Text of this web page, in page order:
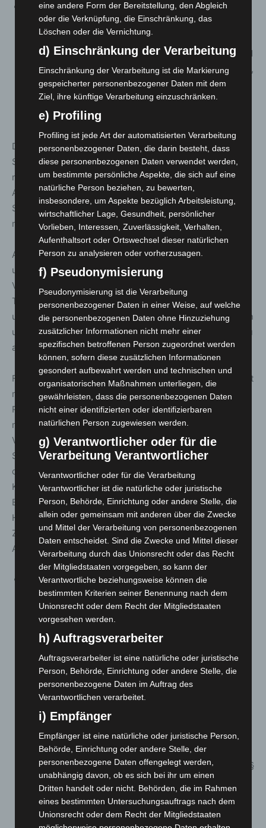
Für Veranstaltungen ab 50 Personen bis 2000
Personen gilt nach dem neuen § 8 (Beschränkung des
Zutritts zu Sitzungen, Zusammenkünften und
Veranstaltungen mit mehr als 50 Teilnehmerinnen und
Teilnehmern) drinnen und draußen auch weiterhin 3G,
auf Abstandsregelungen wird verzichtet. Außer im
Sitzen muss im Innenbereich eine FFP2-Maske
getragen werden.
Die bislang in §§ 10 und 11 der Verordnung geregelten
Sitzungen, Zusammenkünfte und Veranstaltungen mit
mehr als 2000 Teilnehmenden fallen zukünftig in den
Anwendungsbereich von § 8. § 8 Absatz 4 sieht für
Sitzungen, Zusammenkünfte oder Veranstaltungen mit
mehr als 2000 Teilnehmenden eine 2-G-Regelung vor.
Abweichend von § 2 Satz 1 müssen die Teilnehmerinnen
und Teilnehmer bei Sitzungen, Zusammenkünften und
Veranstaltungen mit bis zu 2000 Teilnehmerinnen und
Teilnehmern sowie bei Sitzungen, Zusammenkünften
und Veranstaltungen von mehr als 2000 Teilnehmerinnen
und Teilnehmern unter freiem Himmel keinen Abstand zu
anderen Personen einhalten.
Für Sitzungen, Zusammenkünfte und Veranstaltungen mit
mehr als 2000 Teilnehmenden, die in geschlossenen
Räumen stattfinden, bleibt es bei dem Mindestabstand
nach § 2 Satz 1 (1m bei Schachbrett) und bei der
Verpflichtung zum Tragen einer FFP2-Maske, außer im
Sitzen. Wird auch im Sitzen eine Maske getragen, entfällt
die Abstandspflicht. Es gibt keine
Kapazitätsbegrenzungen mehr, wohl aber die Pflicht zur
Erstellung und Vorlage eines qualifizierten
Hygienekonzeptes. Erhöht der Veranstalter freiwillig die
Zugangsbeschränkungen auf 2Gplus, entfällt die
Abstandspflicht ebenfalls.
§ 8 Absatz 7 regelt, wie bislang Absatz 5, die
Verpflichtungen für Veranstalterinnen und
Veranstalter von Veranstaltungen nach Absatz 1 zur
täglichen Testung von dienstleistenden Personen, die
nicht nachweislich geimpft oder genesen sind. Diese
Regelung erfasst sämtliche unter Absatz 1 fallende
Veranstaltungen und somit auch Veranstaltungen mit
mehr als 2000 Teilnehmenden. Für das vor Ort tätige
Personal war die 3G-Vorgabe in der bisherigen
Corona-Verordnung nur für kleinere Veranstaltungen
(50 bis 2000 Teilnehmer) in § 8 eigenständig geregelt.
Ansonsten wurde in der bisherigen Verordnung bei
körpernahen Dienstleistungen (§ 8a), Beherbergung (§
8b), Nutzung von Sportanlagen (§ 8c), Gastronomie (§
9), großen Veranstaltungen (§§ 10 und 11), Messen (§
11a) und Diskotheken (§ 12) für die dort jeweils tätigen
eine andere Form der Bereitstellung, den Abgleich
oder die Verknüpfung, die Einschränkung, das
Löschen oder die Vernichtung.
d) Einschränkung der Verarbeitung
Einschränkung der Verarbeitung ist die Markierung
gespeicherter personenbezogener Daten mit dem
Ziel, ihre künftige Verarbeitung einzuschränken.
e) Profiling
Profiling ist jede Art der automatisierten Verarbeitung
personenbezogener Daten, die darin besteht, dass
diese personenbezogenen Daten verwendet werden,
um bestimmte persönliche Aspekte, die sich auf eine
natürliche Person beziehen, zu bewerten,
insbesondere, um Aspekte bezüglich Arbeitsleistung,
wirtschaftlicher Lage, Gesundheit, persönlicher
Vorlieben, Interessen, Zuverlässigkeit, Verhalten,
Aufenthaltsort oder Ortswechsel dieser natürlichen
Person zu analysieren oder vorherzusagen.
f) Pseudonymisierung
Pseudonymisierung ist die Verarbeitung
personenbezogener Daten in einer Weise, auf welche
die personenbezogenen Daten ohne Hinzuziehung
zusätzlicher Informationen nicht mehr einer
spezifischen betroffenen Person zugeordnet werden
können, sofern diese zusätzlichen Informationen
gesondert aufbewahrt werden und technischen und
organisatorischen Maßnahmen unterliegen, die
gewährleisten, dass die personenbezogenen Daten
nicht einer identifizierten oder identifizierbaren
natürlichen Person zugewiesen werden.
g) Verantwortlicher oder für die
Verarbeitung Verantwortlicher
Verantwortlicher oder für die Verarbeitung
Verantwortlicher ist die natürliche oder juristische
Person, Behörde, Einrichtung oder andere Stelle, die
allein oder gemeinsam mit anderen über die Zwecke
und Mittel der Verarbeitung von personenbezogenen
Daten entscheidet. Sind die Zwecke und Mittel dieser
Verarbeitung durch das Unionsrecht oder das Recht
der Mitgliedstaaten vorgegeben, so kann der
Verantwortliche beziehungsweise können die
bestimmten Kriterien seiner Benennung nach dem
Unionsrecht oder dem Recht der Mitgliedstaaten
vorgesehen werden.
h) Auftragsverarbeiter
Auftragsverarbeiter ist eine natürliche oder juristische
Person, Behörde, Einrichtung oder andere Stelle, die
personenbezogene Daten im Auftrag des
Verantwortlichen verarbeitet.
i) Empfänger
Empfänger ist eine natürliche oder juristische Person,
Behörde, Einrichtung oder andere Stelle, der
personenbezogene Daten offengelegt werden,
unabhängig davon, ob es sich bei ihr um einen
Dritten handelt oder nicht. Behörden, die im Rahmen
eines bestimmten Untersuchungsauftrags nach dem
Unionsrecht oder dem Recht der Mitgliedstaaten